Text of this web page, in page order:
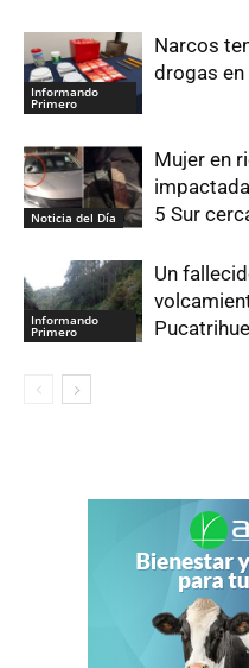
Informando
Primero
Narcos
drogas en
Noticia del Día
Mujer en
5 Sur
Informando
Primero
Un
Pucatrihue